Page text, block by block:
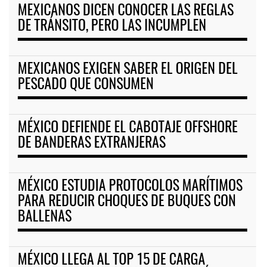
MEXICANOS DICEN CONOCER LAS REGLAS
DE TRÁNSITO, PERO LAS INCUMPLEN
MEXICANOS EXIGEN SABER EL ORIGEN DEL
PESCADO QUE CONSUMEN
MÉXICO DEFIENDE EL CABOTAJE OFFSHORE
DE BANDERAS EXTRANJERAS
MÉXICO ESTUDIA PROTOCOLOS MARÍTIMOS
PARA REDUCIR CHOQUES DE BUQUES CON
BALLENAS
MÉXICO LLEGA AL TOP 15 DE CARGA